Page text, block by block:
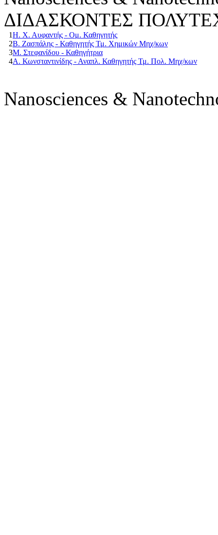
ΔΙΔΑΣΚΟΝΤΕΣ
1Η. Χ. Αυφαντής - Ομ. Καθηγητής
2Β. Ζασπάλης - Καθηγητής Τμ. Χημικών Μηχ/κων
3Μ. Στεφανίδου - Καθηγήτρια
4Α. Κωνσταντινίδης - Αναπλ. Καθηγητής Τμ. Πολ. Μηχ/κων
Nanosciences &